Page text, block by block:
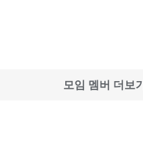
모임 멤버 더보기